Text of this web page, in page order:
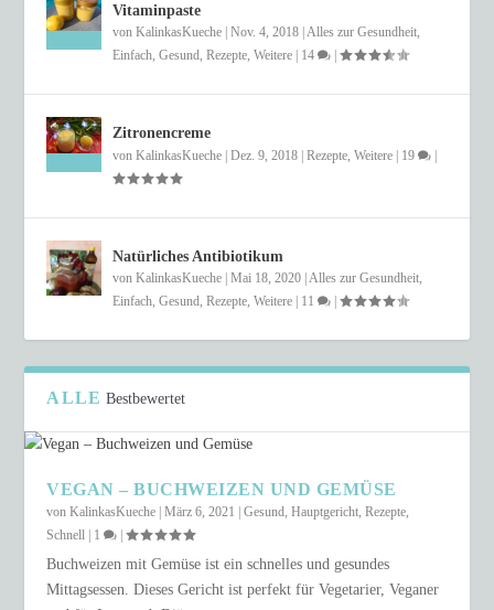
Vitaminpaste
vonKalinkasKueche |Nov. 4, 2018 |Alles zur Gesundheit,
Einfach,Gesund,Rezepte,Weitere 14 |
Zitronencreme
vonKalinkasKueche |Dez. 9, 2018 |Rezepte,Weitere 19
Natürliches Antibiotikum
vonKalinkasKueche |Mai 18, 2020 |Alles zur Gesundheit,
Einfach,Gesund,Rezepte,Weitere 11 |
ALLE Bestbewertet
VEGAN – BUCHWEIZEN UND GEMÜSE
vonKalinkasKueche |März 6, 2021 |Gesund,Hauptgericht,Rezepte,
Schnell
1 |
Buchweizen mit Gemüse ist ein schnelles und gesundes
Mittagsessen. Dieses Gericht ist perfekt für Vegetarier, Veganer